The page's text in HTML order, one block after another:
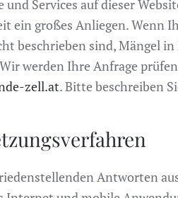
und Services auf dieser
ein großes Anliegen. Wenn
beschrieben sind, Mängel
werden Ihre Anfrage
zell.at. Bitte beschreiben
Antworten